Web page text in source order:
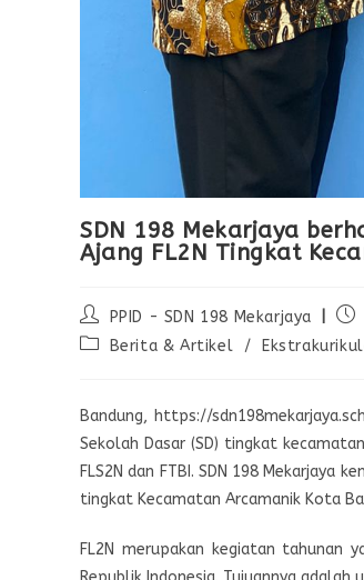
SDN 198 Mekarjaya
Ajang FL2N Tingkat
PPID - SDN 198 Mekarjaya
Berita & Artikel
/
Bandung, https://
Sekolah Dasar (SD) tingkat
FLS2N dan FTBI. SDN 198 Mekarjaya
tingkat Kecamatan Arcamanik Kota
FL2N merupakan kegiatan tahunan